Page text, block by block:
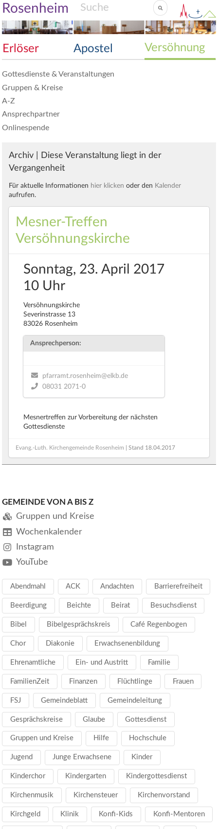
Rosenheim
Erlöser Apostel Versöhnung
Gottesdienste & Veranstaltungen
Gruppen & Kreise
A-Z
Ansprechpartner
Onlinespende
Archiv | Diese Veranstaltung liegt in der
Vergangenheit
Für aktuelle Informationen hier klicken oder den Kalender
aufrufen.
Mesner-Treffen
Versöhnungskirche
Sonntag, 23. April 2017
10 Uhr
Versöhnungskirche
Severinstrasse 13
83026 Rosenheim
Ansprechperson:
pfarramt.rosenheim@elkb.de
08031 2071-0
Mesnertreffen zur Vorbereitung der nächsten
Gottesdienste
Evang.-Luth. Kirchengemeinde Rosenheim | Stand 18.04.2017
GEMEINDE VON A BIS Z
Gruppen und Kreise
Wochenkalender
Instagram
YouTube
Abendmahl ACK Andachten Barrierefreiheit
Beerdigung Beichte Beirat Besuchsdienst
Bibel Bibelgesprächskreis Café Regenbogen
Chor Diakonie Erwachsenenbildung
Ehrenamtliche Ein- und Austritt Familie
FamilienZeit Finanzen Flüchtlinge Frauen
FSJ Gemeindeblatt Gemeindeleitung
Gesprächskreise Glaube Gottesdienst
Gruppen und Kreise Hilfe Hochschule
Jugend Junge Erwachsene Kinder
Kinderchor Kindergarten Kindergottesdienst
Kirchenmusik Kirchensteuer Kirchenvorstand
Kirchgeld Klinik Konfi-Kids Konfi-Mentoren